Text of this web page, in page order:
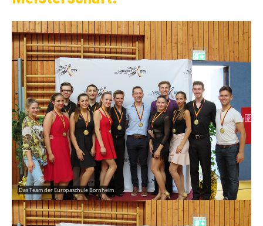
Das Team der Europaschule Bornheim